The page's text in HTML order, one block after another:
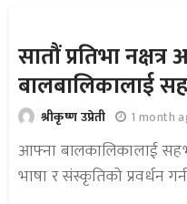
सातौं प्रतिभा
बालबालिकालाई
श्रीकृष्ण उप्रेती 1 month
आफ्ना बालकालिकालाई
भाषा र संस्कृतिको प्रवर्धन